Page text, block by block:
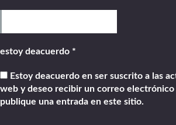
estoy deacuerdo *
Estoy deacuerdo en ser suscrito a las
web y deseo recibir un correo electrónico
publique una entrada en este sitio.